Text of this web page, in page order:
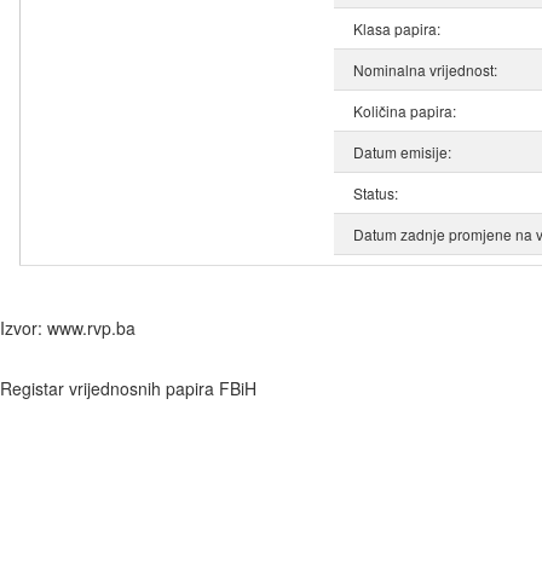
Klasa papira:
Nominalna vrijednost:
Količina papira:
Datum emisije:
Status:
Datum zadnje promjene na
Izvor: www.rvp.ba
Registar vrijednosnih papira FBiH